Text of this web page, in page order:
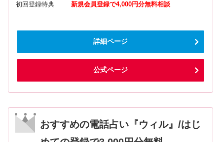
初回登録特典
新規会員登録で4,000円分無料相談
詳細ページ
公式ページ
おすすめの電話占い『ウィル』/はじ